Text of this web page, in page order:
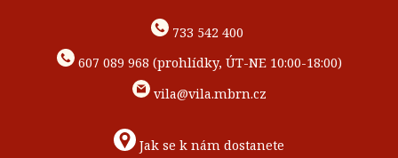
733 542 400
607 089 968 (prohlídky, ÚT-NE 10:00-18:00)
vila@vila.mbrn.cz
Jak se k nám dostanete